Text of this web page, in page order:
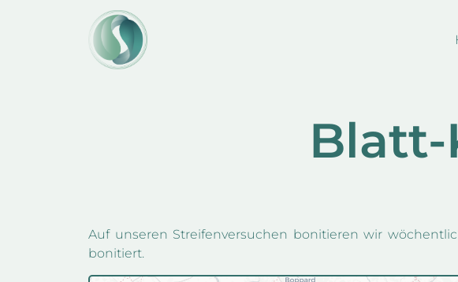
Auf unseren Streifenversuchen bonitieren wir
bonitiert.